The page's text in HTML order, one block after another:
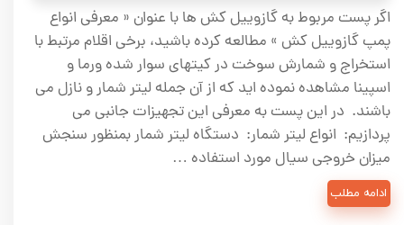
اگر پست مربوط به گازوییل کش ها با عنوان « معرفی انواع
پمپ گازوییل کش » مطالعه کرده باشید، برخی اقلام مرتبط با
استخراج و شمارش سوخت در کیتهای سوار شده ورما و
اسپینا مشاهده نموده اید که از آن جمله لیتر شمار و نازل می
باشند. در این پست به معرفی این تجهیزات جانبی می
پردازیم: انواع لیتر شمار: دستگاه لیتر شمار بمنظور سنجش
میزان خروجی سیال مورد استفاده …
ادامه مطلب